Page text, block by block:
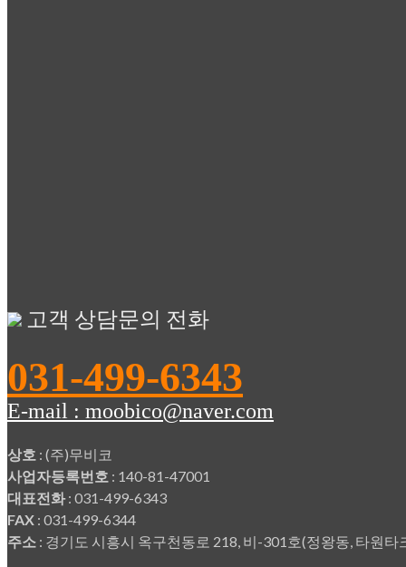
고객 상담문의 전화
031-499-6343
E-mail : moobico@naver.com
상호 : (주)무비코
사업자등록번호 : 140-81-47001
대표전화: 031-499-6343
FAX : 031-499-6344
주소 : 경기도 시흥시 옥구천동로 218, 비-301호(정왕동, 타원